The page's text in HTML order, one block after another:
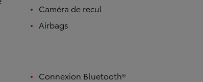
Caméra de recul
Airbags
Connexion Bluetooth®